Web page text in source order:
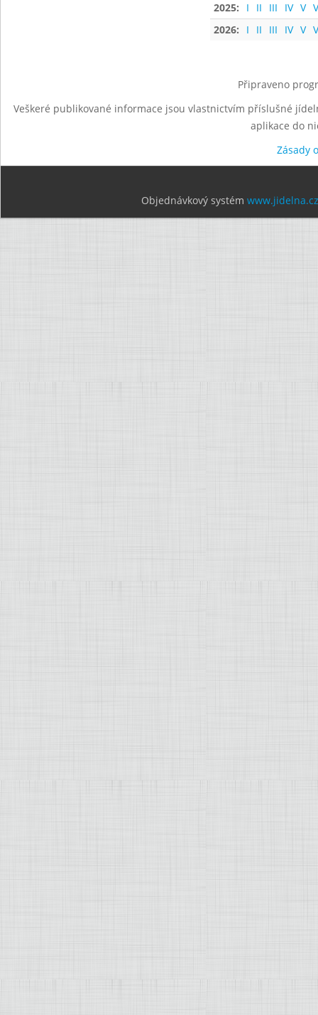
2025:
I II III IV V
2026:
I II III IV V
Připraveno
Veškeré publikované informace jsou vlastnictvím příslušné
aplikace do
Zásady
Objednávkový systém www.jidelna.cz